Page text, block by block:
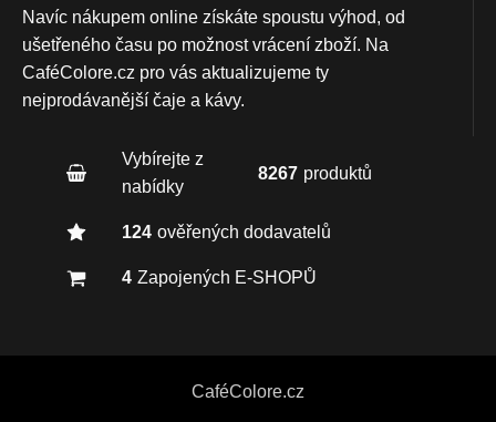
Navíc nákupem online získáte spoustu výhod, od
ušetřeného času po možnost vrácení zboží. Na
CaféColore.cz pro vás aktualizujeme ty
nejprodávanější čaje a kávy.
Vybírejte z
nabídky
8267 produktů
124 ověřených dodavatelů
4 Zapojených E-SHOPŮ
CaféColore.cz